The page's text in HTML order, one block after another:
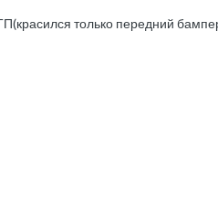
только передний